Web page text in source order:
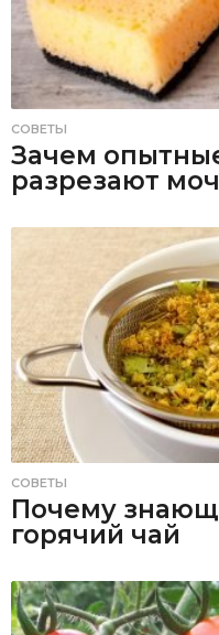
СОВЕТЫ
Зачем
разрезают
СОВЕТЫ
Почему
горячий чай